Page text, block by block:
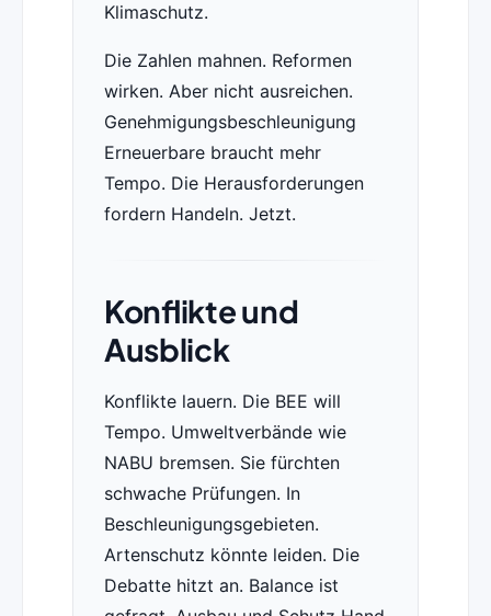
Klimaschutz.
Die Zahlen mahnen. Reformen
wirken. Aber nicht ausreichen.
Genehmigungsbeschleunigung
Erneuerbare braucht mehr
Tempo. Die Herausforderungen
fordern Handeln. Jetzt.
Konflikte und
Ausblick
Konflikte lauern. Die BEE will
Tempo. Umweltverbände wie
NABU bremsen. Sie fürchten
schwache Prüfungen. In
Beschleunigungsgebieten.
Artenschutz könnte leiden. Die
Debatte hitzt an. Balance ist